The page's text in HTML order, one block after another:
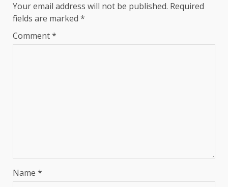
Your email address will not be published. Required
fields are marked *
Comment*
Name *